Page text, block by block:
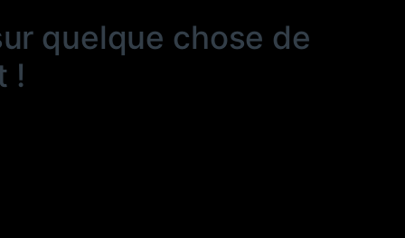
quelque chose de
!